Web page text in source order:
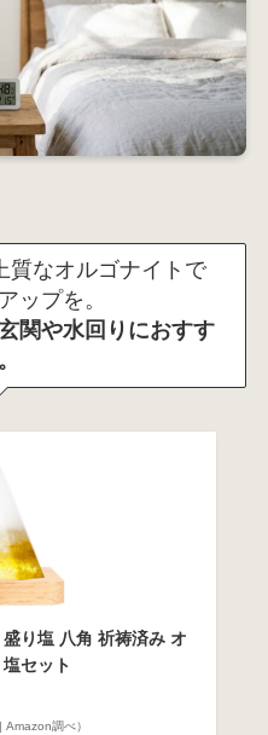
質なオルゴナイトで
ップを。
関や水回りにおすす
盛り塩 八角 祈祷済み オ
セット
調べ）